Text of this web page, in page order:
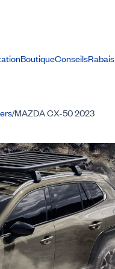
BoutiqueConseilsRabais
/MAZDA CX-50 2023